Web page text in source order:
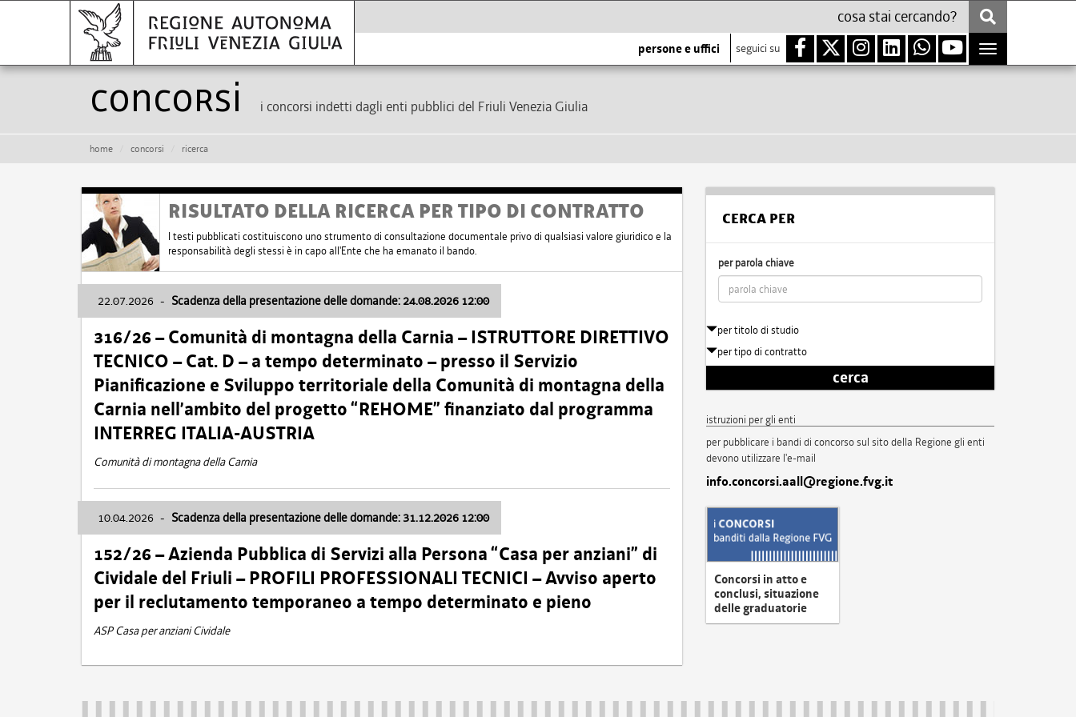
persone e uffici seguici su
Toggle
navigation
Concorsi i concorsi indetti dagli enti pubblici del Friuli Venezia Giulia
home concorsi ricerca
RISULTATO DELLA RICERCA PER TIPO DI CONTRATTO
I testi pubblicati costituiscono uno strumento di consultazione documentale privo di qualsiasi valore giuridico e la
responsabilità degli stessi è in capo all'Ente che ha emanato il bando.
22.07.2026 - Scadenza della presentazione delle domande: 24.08.2026 12:00
316/26 – Comunità di montagna della Carnia – ISTRUTTORE DIRETTIVO
TECNICO – Cat. D – a tempo determinato – presso il Servizio
Pianificazione e Sviluppo territoriale della Comunità di montagna della
Carnia nell’ambito del progetto “REHOME” finanziato dal programma
INTERREG ITALIA-AUSTRIA
Comunità di montagna della Carnia
10.04.2026 - Scadenza della presentazione delle domande: 31.12.2026 12:00
152/26 – Azienda Pubblica di Servizi alla Persona “Casa per anziani” di
Cividale del Friuli – PROFILI PROFESSIONALI TECNICI – Avviso aperto
per il reclutamento temporaneo a tempo determinato e pieno
ASP Casa per anziani Cividale
CERCA PER
per parola chiave
per titolo di studio
per tipo di contratto
cerca
istruzioni per gli enti
per pubblicare i bandi di concorso sul sito della Regione gli enti
devono utilizzare l'e-mail
info.concorsi.aall@regione.fvg.it
Concorsi in atto e
conclusi, situazione
delle graduatorie